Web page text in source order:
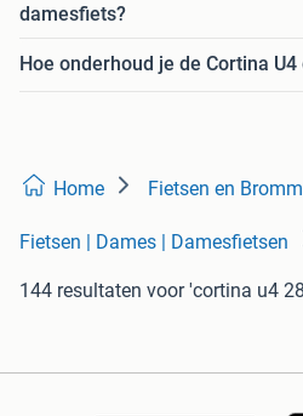
damesfiets?
Hoe onderhoud je de Cortina
Home Fietsen en
Fietsen | Dames | Damesfietsen
144 resultaten voor 'cortina u4